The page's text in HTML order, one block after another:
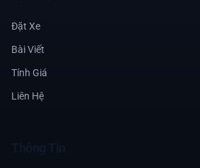
Đặt Xe
Bài Viết
Tính Giá
Liên Hệ